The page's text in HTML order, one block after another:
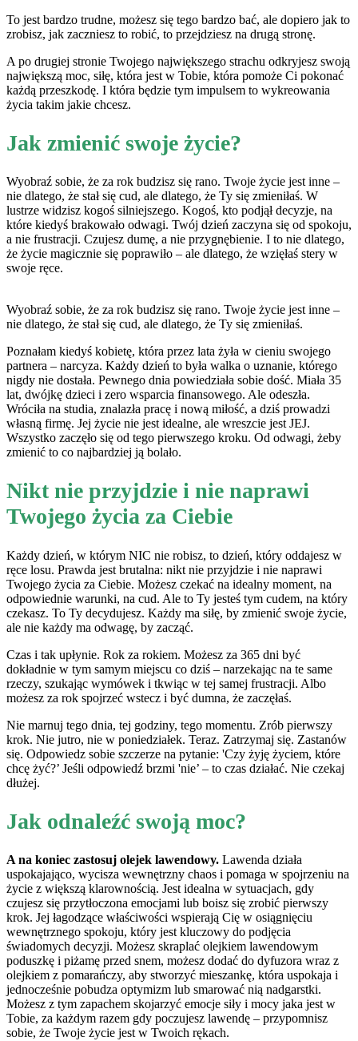
To jest bardzo trudne, możesz się tego bardzo bać, ale dopiero jak to
zrobisz, jak zaczniesz to robić, to przejdziesz na drugą stronę.
A po drugiej stronie Twojego największego strachu odkryjesz swoją
największą moc, siłę, która jest w Tobie, która pomoże Ci pokonać
każdą przeszkodę. I która będzie tym impulsem to wykreowania
życia takim jakie chcesz.
Jak zmienić swoje życie?
Wyobraź sobie, że za rok budzisz się rano. Twoje życie jest inne –
nie dlatego, że stał się cud, ale dlatego, że Ty się zmieniłaś. W
lustrze widzisz kogoś silniejszego. Kogoś, kto podjął decyzje, na
które kiedyś brakowało odwagi. Twój dzień zaczyna się od spokoju,
a nie frustracji. Czujesz dumę, a nie przygnębienie. I to nie dlatego,
że życie magicznie się poprawiło – ale dlatego, że wzięłaś stery w
swoje ręce.
Wyobraź sobie, że za rok budzisz się rano. Twoje życie jest inne –
nie dlatego, że stał się cud, ale dlatego, że Ty się zmieniłaś.
Poznałam kiedyś kobietę, która przez lata żyła w cieniu swojego
partnera – narcyza. Każdy dzień to była walka o uznanie, którego
nigdy nie dostała. Pewnego dnia powiedziała sobie dość. Miała 35
lat, dwójkę dzieci i zero wsparcia finansowego. Ale odeszła.
Wróciła na studia, znalazła pracę i nową miłość, a dziś prowadzi
własną firmę. Jej życie nie jest idealne, ale wreszcie jest JEJ.
Wszystko zaczęło się od tego pierwszego kroku. Od odwagi, żeby
zmienić to co najbardziej ją bolało.
Nikt nie przyjdzie i nie naprawi
Twojego życia za Ciebie
Każdy dzień, w którym NIC nie robisz, to dzień, który oddajesz w
ręce losu. Prawda jest brutalna: nikt nie przyjdzie i nie naprawi
Twojego życia za Ciebie. Możesz czekać na idealny moment, na
odpowiednie warunki, na cud. Ale to Ty jesteś tym cudem, na który
czekasz. To Ty decydujesz. Każdy ma siłę, by zmienić swoje życie,
ale nie każdy ma odwagę, by zacząć.
Czas i tak upłynie. Rok za rokiem. Możesz za 365 dni być
dokładnie w tym samym miejscu co dziś – narzekając na te same
rzeczy, szukając wymówek i tkwiąc w tej samej frustracji. Albo
możesz za rok spojrzeć wstecz i być dumna, że zaczęłaś.
Nie marnuj tego dnia, tej godziny, tego momentu. Zrób pierwszy
krok. Nie jutro, nie w poniedziałek. Teraz. Zatrzymaj się. Zastanów
się. Odpowiedz sobie szczerze na pytanie: 'Czy żyję życiem, które
chcę żyć?’ Jeśli odpowiedź brzmi 'nie’ – to czas działać. Nie czekaj
dłużej.
Jak odnaleźć swoją moc?
A na koniec zastosuj olejek lawendowy. Lawenda działa
uspokajająco, wycisza wewnętrzny chaos i pomaga w spojrzeniu na
życie z większą klarownością. Jest idealna w sytuacjach, gdy
czujesz się przytłoczona emocjami lub boisz się zrobić pierwszy
krok. Jej łagodzące właściwości wspierają Cię w osiągnięciu
wewnętrznego spokoju, który jest kluczowy do podjęcia
świadomych decyzji. Możesz skraplać olejkiem lawendowym
poduszkę i piżamę przed snem, możesz dodać do dyfuzora wraz z
olejkiem z pomarańczy, aby stworzyć mieszankę, która uspokaja i
jednocześnie pobudza optymizm lub smarować nią nadgarstki.
Możesz z tym zapachem skojarzyć emocje siły i mocy jaka jest w
Tobie, za każdym razem gdy poczujesz lawendę – przypomnisz
sobie, że Twoje życie jest w Twoich rękach.